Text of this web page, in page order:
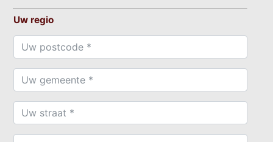
Uw regio